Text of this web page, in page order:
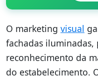
O marketing visual
fachadas iluminadas,
reconhecimento da
do estabelecimento.